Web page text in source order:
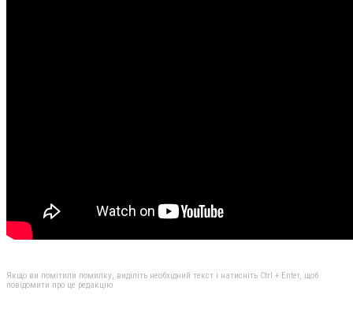
Якщо ви помітили помилку, виділіть необхідний текст і натисніть Ctrl + Enter, щоб
повідомити про це редакцію